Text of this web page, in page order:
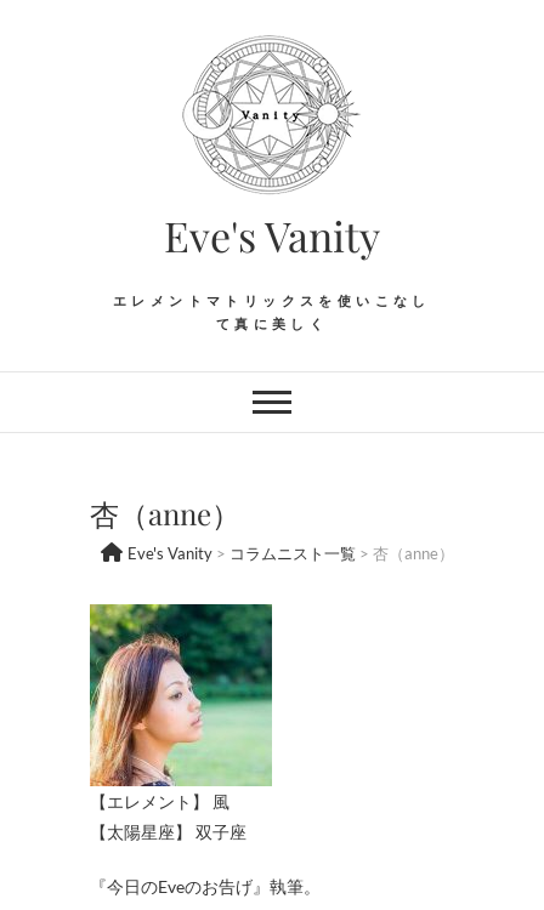
Eve's Vanity
エレメントマトリックスを使いこなし
て真に美しく
杏（anne）
Eve's Vanity > コラムニスト一覧 > 杏（anne）
【エレメント】 風
【太陽星座】 双子座
『今日のEveのお告げ』執筆。